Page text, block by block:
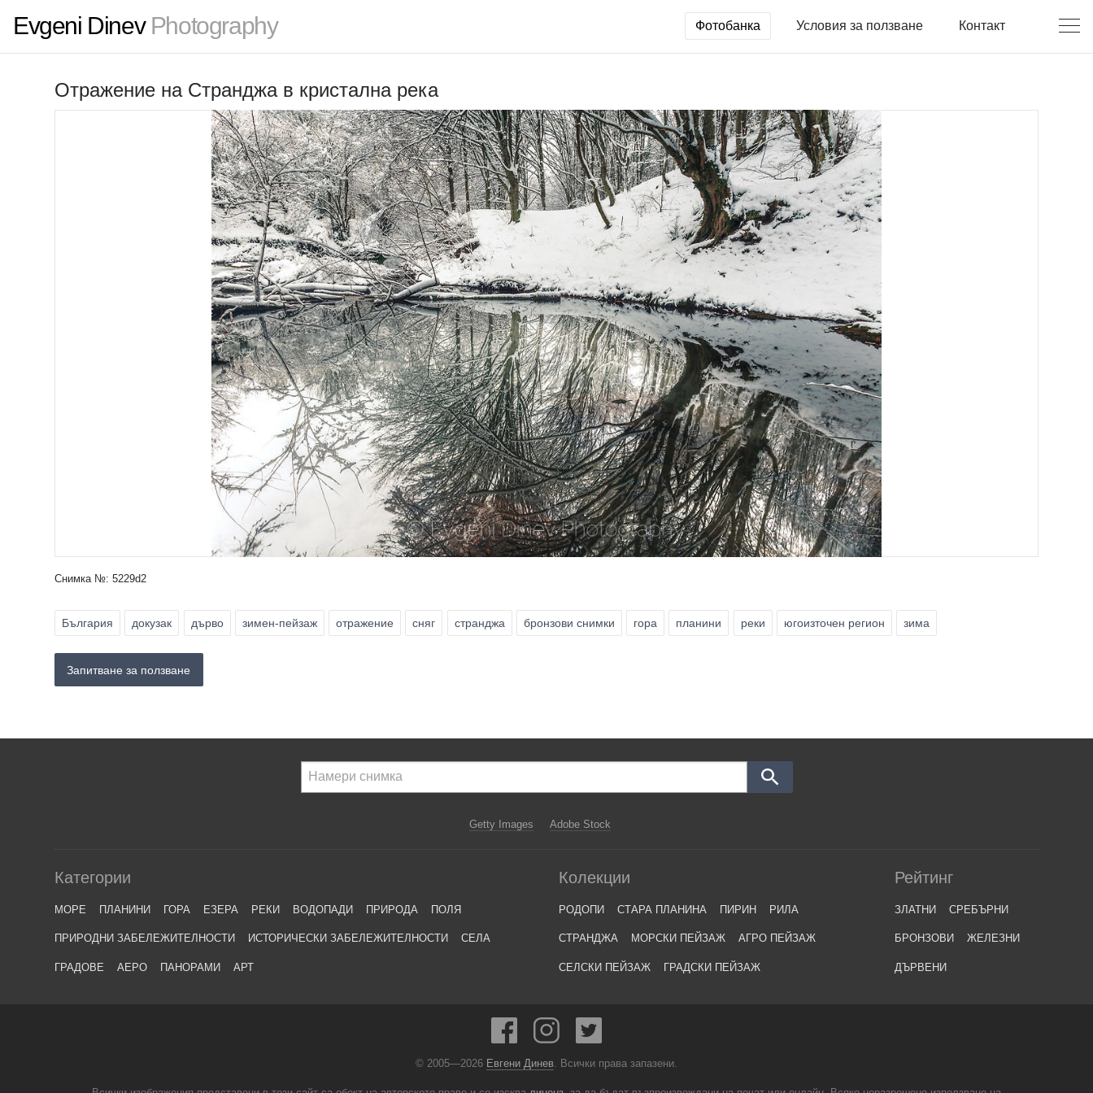
Evgeni DinevPhotography Фотобанка Условия за ползване Контакт
Отражение на Странджа в кристална река
Снимка №: 5229d2
България докузак дърво зимен-пейзаж отражение сняг странджа бронзови снимки гора планини реки югоизточен регион зима
Запитване за ползване
Getty Images Adobe Stock
Категории
МОРЕ ПЛАНИНИ ГОРА ЕЗЕРА РЕКИ ВОДОПАДИ ПРИРОДА ПОЛЯ
ПРИРОДНИ ЗАБЕЛЕЖИТЕЛНОСТИ ИСТОРИЧЕСКИ ЗАБЕЛЕЖИТЕЛНОСТИ СЕЛА
ГРАДОВЕ АЕРО ПАНОРАМИ АРТ
Колекции
РОДОПИ СТАРА ПЛАНИНА ПИРИН РИЛА
СТРАНДЖА МОРСКИ ПЕЙЗАЖ АГРО ПЕЙЗАЖ
СЕЛСКИ ПЕЙЗАЖ ГРАДСКИ ПЕЙЗАЖ
Рейтинг
ЗЛАТНИ СРЕБЪРНИ
БРОНЗОВИ ЖЕЛЕЗНИ
ДЪРВЕНИ
© 2005—2026 Евгени Динев. Всички права запазени.